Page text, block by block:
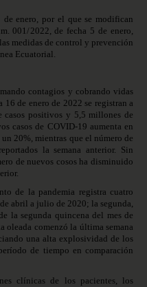
enero, por el que se modifican
001/2022, de fecha 5 de enero,
medidas de control y prevención
Ecuatorial.
contagios y cobrando vidas
de enero de 2022 se registran a
positivos y 5,5 millones de
casos de COVID-19 aumenta en
20%, mientras que el número de
la semana anterior. Sin
de nuevos cosos ha disminuido
de la pandemia registra cuatro
abril a julio de 2020; la segunda,
la segunda quincena del mes de
oleada comenzó la última semana
una alta explosividad de los
de tiempo en comparación
clínicas de los pacientes, los